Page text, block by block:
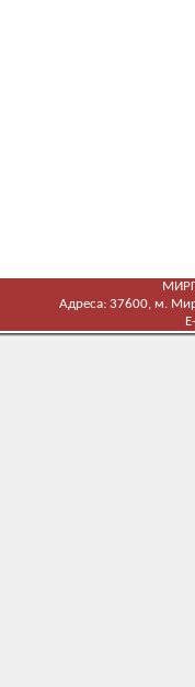
Адреса: 37600, м.